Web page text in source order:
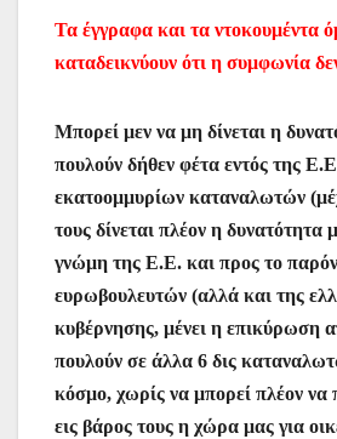
Τα έγγραφα και τα ντοκουμέντα
καταδεικνύουν ότι η συμφωνία
Μπορεί μεν να μη δίνεται η
πουλούν δήθεν φέτα εντός της
εκατοομμυρίων καταναλωτών
τους δίνεται πλέον η
γνώμη της Ε.Ε. και προς το
ευρωβουλευτών (αλλά και της
κυβέρνησης, μένει η επικύρωση
πουλούν σε άλλα 6 δις
κόσμο, χωρίς να μπορεί πλέον να
εις βάρος τους η χώρα μας για